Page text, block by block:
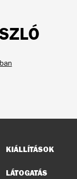
Oldaltérkép
KIÁLLÍTÁSOK
LÁTOGATÁS